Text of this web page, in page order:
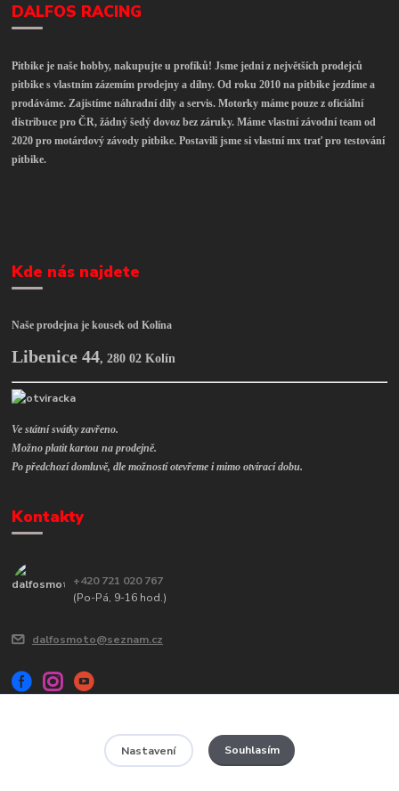
DALFOS RACING
Pitbike je naše hobby, nakupujte u profíků! Jsme jedni z největších prodejců
pitbike s vlastním zázemím prodejny a dílny. Od roku 2010 na pitbike jezdíme a
prodáváme. Zajistíme náhradní díly a servis. Motorky máme pouze z oficiální
distribuce pro ČR, žádný šedý dovoz bez záruky. Máme vlastní závodní team od
2020 pro motárdový závody pitbike. Postavili jsme si vlastní mx trať pro testování
pitbike.
Kde nás najdete
Naše prodejna je kousek od Kolína
Libenice 44,280 02 Kolín
Ve státní svátky zavřeno.
Možno platit kartou na prodejně.
Po předchozí domluvě, dle možností otevřeme i mimo otvírací dobu.
Kontakty
+420 721 020 767
(Po-Pá, 9-16 hod.)
dalfosmoto@seznam.cz
Veškerý obsah tohoto webu je chráněn autorským zákonem č. 121/2000
Nastavení Souhlasím